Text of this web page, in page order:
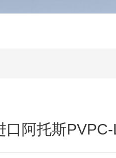
口阿托斯